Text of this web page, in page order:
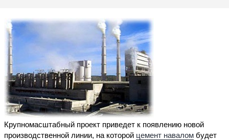
Крупномасштабный проект приведет к появлению новой
производственной линии, на которой цемент навалом будет